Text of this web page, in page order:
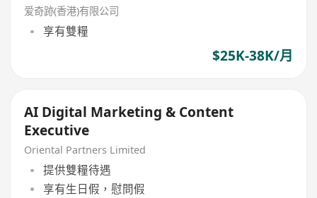
爱奇跡(香港)有限公司
享有雙糧
$25K-38K/月
AI Digital Marketing & Content
Executive
Oriental Partners Limited
提供雙糧待遇
享有生日假，慰問假